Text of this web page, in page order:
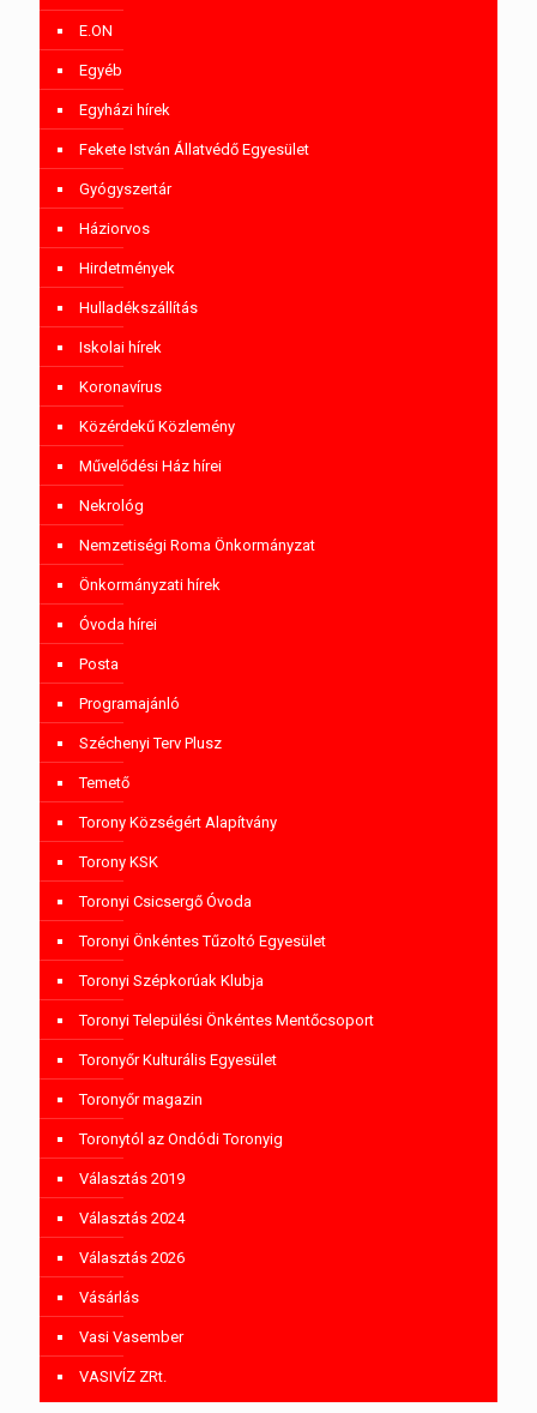
E.ON
Egyéb
Egyházi hírek
Fekete István Állatvédő Egyesület
Gyógyszertár
Háziorvos
Hirdetmények
Hulladékszállítás
Iskolai hírek
Koronavírus
Közérdekű Közlemény
Művelődési Ház hírei
Nekrológ
Nemzetiségi Roma Önkormányzat
Önkormányzati hírek
Óvoda hírei
Posta
Programajánló
Széchenyi Terv Plusz
Temető
Torony Községért Alapítvány
Torony KSK
Toronyi Csicsergő Óvoda
Toronyi Önkéntes Tűzoltó Egyesület
Toronyi Szépkorúak Klubja
Toronyi Települési Önkéntes Mentőcsoport
Toronyőr Kulturális Egyesület
Toronyőr magazin
Toronytól az Ondódi Toronyig
Választás 2019
Választás 2024
Választás 2026
Vásárlás
Vasi Vasember
VASIVÍZ ZRt.